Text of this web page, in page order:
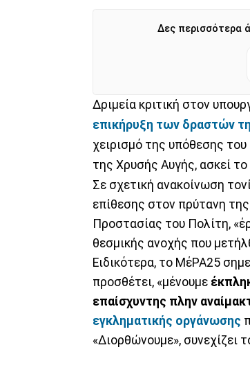
Δες περισσότερα
Δριμεία κριτική στον
επικήρυξη των δραστών
χειρισμό της υπόθεσης του
της Χρυσής Αυγής, ασκεί το
Σε σχετική ανακοίνωση
επίθεσης στον πρύτανη
Προστασίας του Πολίτη,
θεσμικής ανοχής που
Ειδικότερα, το ΜέΡΑ25
προσθέτει, «μένουμε
επαίσχυντης πλην
εγκληματικής οργάνωσης
«Διορθώνουμε», συνεχίζει